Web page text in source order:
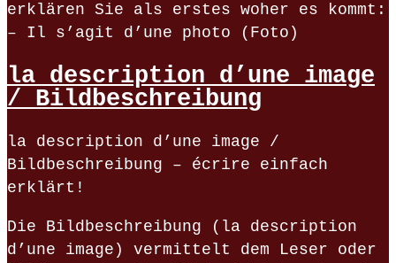
erklären Sie als erstes woher es kommt:
– Il s’agit d’une photo (Foto)
la description d’une image
/ Bildbeschreibung
la description d’une image /
Bildbeschreibung – écrire einfach
erklärt!
Die Bildbeschreibung (la description
d’une image) vermittelt dem Leser oder